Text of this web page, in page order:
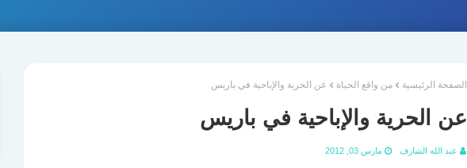
الصفحة الرئيسية من واقع الحياة عن الحرية والإباحية في باريس
عن الحرية والإباحية في باريس
عبد الله الشارف مارس 03, 2012